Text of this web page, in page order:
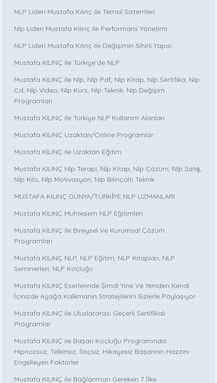
NLP Lideri Mustafa Kılınç ile Temsil Sistemleri
Nlp Lideri Mustafa Kılınç ile Performans Yönetimi
NLP Lideri Mustafa Kılınç ile Değişimin Sihirli Yapısı
Mustafa KILINÇ ile Türkiye’de NLP
Mustafa KILINÇ ile Nlp, Nlp Pdf, Nlp Kitap, Nlp Sertifika, Nlp
Cd, Nlp Video, Nlp Kurs, Nlp Teknik, Nlp Değişim
Programları
Mustafa KILINÇ ile Türkiye NLP Kullanım Alanları
Mustafa KILINÇ Uzaktan/Online Programlar
Mustafa KILINÇ ile Uzaktan Eğitim
Mustafa KILINÇ Nlp Terapi, Nlp Kitap, Nlp Çözüm, Nlp Satış,
Nlp Kilo, Nlp Motivasyon, Nlp Bilinçaltı Teknik
MUSTAFA KILINÇ DÜNYA/TÜRKİYE NLP UZMANLARI
Mustafa KILINÇ Muhteşem NLP Eğitimleri
Mustafa KILINÇ ile Bireysel Ve Kurumsal Çözüm
Programları
Mustafa KILINÇ NLP, NLP Eğitim, NLP Kitapları, NLP
Seminerleri, NLP Koçluğu
Mustafa KILINÇ Eserlerinde Şimdi Yine Ve Yeniden Kendi
İçinizde Ayağa Kalkmanın Stratejilerini Sizlerle Paylaşıyor
Mustafa KILINÇ ile Uluslararası Geçerli Sertifikalı
Programlar
Mustafa KILINÇ ile Başarı Koçluğu Programında:
Hipnozsuz, Telkinsiz, İlaçsız, Hikayesiz Başarının Hazzını
Engelleyen Faktörler
Mustafa KILINÇ ile Bağlanman Gereken 7 İlke